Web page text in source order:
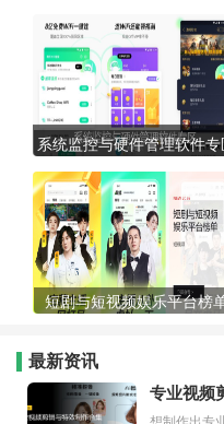
系统监控与硬件管理软件专
短剧与短视频娱乐平台榜
最新资讯
专业视频